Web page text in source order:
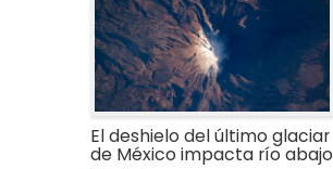
El deshielo del último glaciar
de México impacta río abajo